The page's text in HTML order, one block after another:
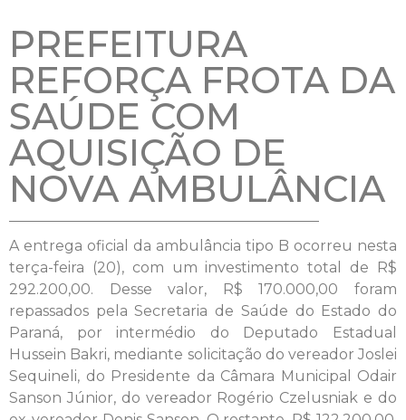
PREFEITURA
REFORÇA FROTA DA
SAÚDE COM
AQUISIÇÃO DE
NOVA AMBULÂNCIA
A entrega oficial da ambulância tipo B ocorreu nesta
terça-feira (20), com um investimento total de R$
292.200,00. Desse valor, R$ 170.000,00 foram
repassados pela Secretaria de Saúde do Estado do
Paraná, por intermédio do Deputado Estadual
Hussein Bakri, mediante solicitação do vereador Joslei
Sequineli, do Presidente da Câmara Municipal Odair
Sanson Júnior, do vereador Rogério Czelusniak e do